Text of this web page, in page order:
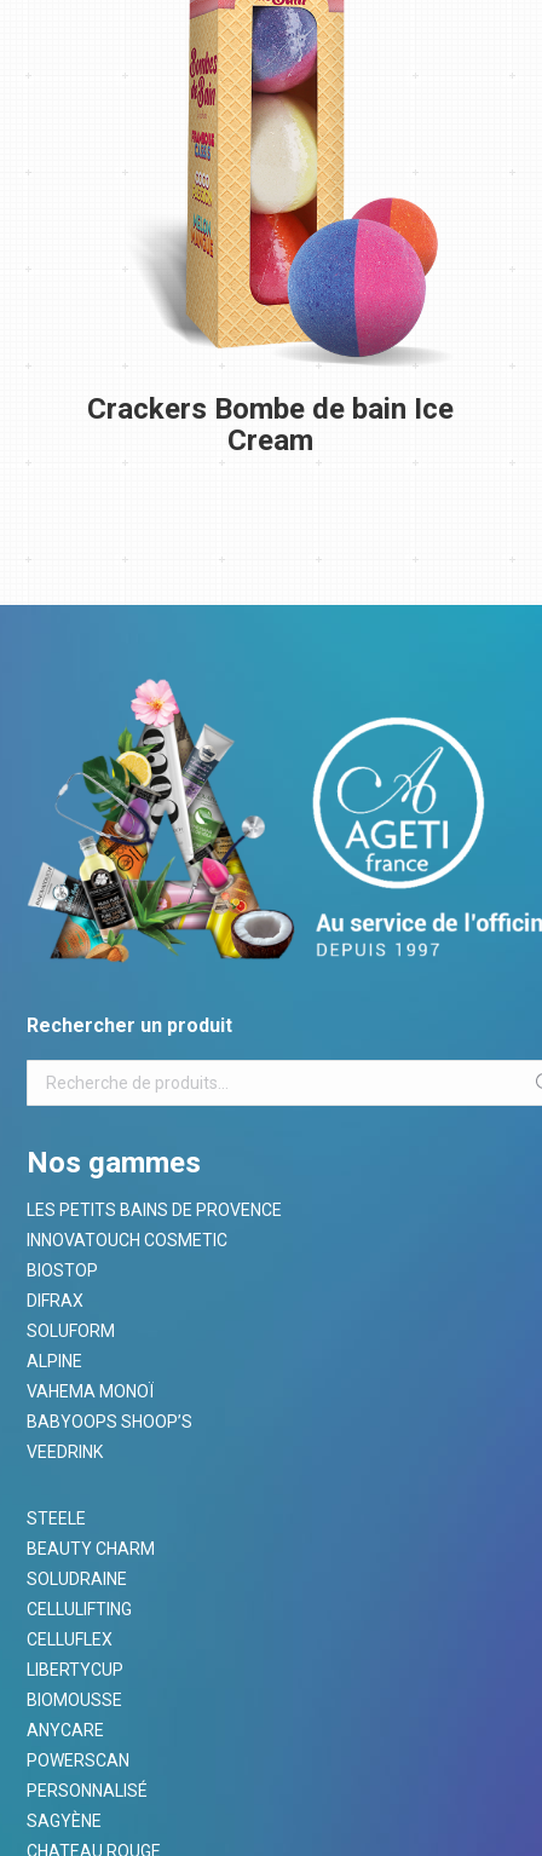
Crackers Bombe de bain Ice
Cream
Rechercher un produit
Nos gammes
LES PETITS BAINS DE PROVENCE
INNOVATOUCH COSMETIC
BIOSTOP
DIFRAX
SOLUFORM
ALPINE
VAHEMA MONOÏ
BABYOOPS SHOOP’S
VEEDRINK
STEELE
BEAUTY CHARM
SOLUDRAINE
CELLULIFTING
CELLUFLEX
LIBERTYCUP
BIOMOUSSE
ANYCARE
POWERSCAN
PERSONNALISÉ
SAGYÈNE
CHATEAU ROUGE